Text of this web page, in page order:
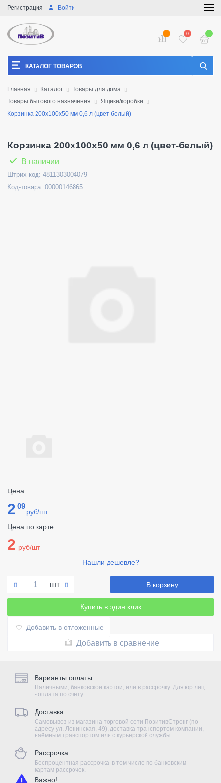
Войти
Регистрация
0
КАТАЛОГ ТОВАРОВ
Главная Каталог
Товары для дома
Товары бытового назначения
Ящики/коробки
Корзинка 200х100х50 мм 0,6 л (цвет-белый)
Корзинка 200х100х50 мм 0,6 л (цвет-белый)
В наличии
Штрих-код: 4811303004079
Код-товара: 00000146865
Цена:
2 09
руб/шт
Цена по карте:
2 руб/шт
Нашли дешевле?
шт В корзину
Купить в один клик
Добавить в отложенные
Добавить в сравнение
Варианты оплаты
Наличными, банковской картой, или в рассрочку. Для юр.лиц
- оплата по счёту.
Доставка
Самовывоз из магазина торговой сети ПозитивСтронг (по
адресу ул. Ленинская, 49), доставка транспортом компании,
наёмным транспортом или с курьерской службы.
Рассрочка
Беспроцентная рассрочка, в том числе по банковским
картам рассрочек.
Важно!